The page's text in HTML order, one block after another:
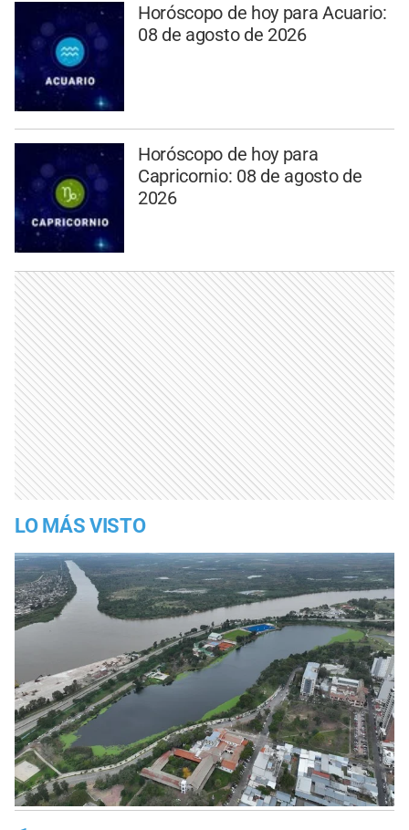
Horóscopo de hoy para Acuario:
08 de agosto de 2026
Horóscopo de hoy para
Capricornio: 08 de agosto de
2026
LO MÁS VISTO